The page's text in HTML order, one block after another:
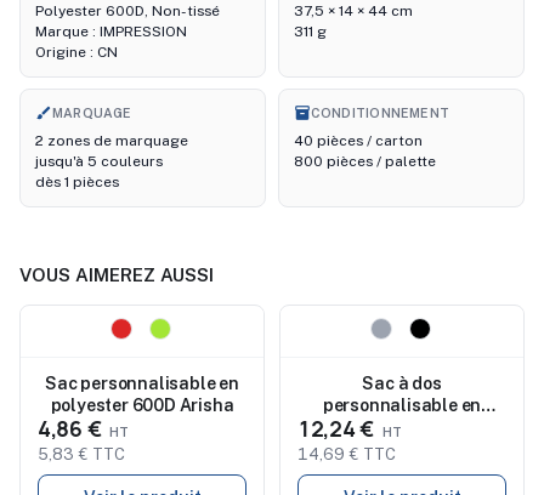
Polyester 600D, Non-tissé
Marque : IMPRESSION
Origine : CN
37,5 × 14 × 44 cm
311 g
brushMARQUAGE
2 zones de marquage
jusqu'à 5 couleurs
dès 1 pièces
inventory_2
CONDITIONNEMENT
40 pièces / carton
800 pièces / palette
VOUS AIMEREZ AUSSI
Sac personnalisable en
polyester 600D Arisha
4,86 €
5,83 € TTC
Sac à dos
personnalisable en
polyester 600D avec USB
RIGA
12,24 €
14,69 € TTC